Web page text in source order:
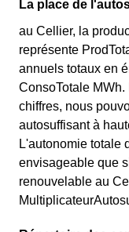
attention à sa
chez la plupart des
et est disponible
différencie deux
l'électricité est
autres jours de
rapport au tarif
La place de
au Cellier, la
représente
annuels totaux en
ConsoTotale
chiffres, nous
autosuffisant à
L'autonomie totale
envisageable que
renouvelable au